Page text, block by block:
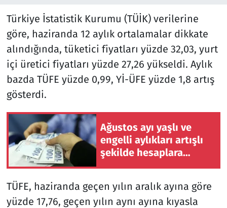
Türkiye İstatistik Kurumu (TÜİK) verilerine
göre, haziranda 12 aylık ortalamalar dikkate
alındığında, tüketici fiyatları yüzde 32,03, yurt
içi üretici fiyatları yüzde 27,26 yükseldi. Aylık
bazda TÜFE yüzde 0,99, Yİ-ÜFE yüzde 1,8 artış
gösterdi.
Ağustos ayı yaşlı ve
engelli aylıkları artışlı
şekilde hesaplara
TÜFE, haziranda geçen yılın aralık ayına göre
yüzde 17,76, geçen yılın aynı ayına kıyasla
Savunma Sanayi
Seçim 2023
Spor
Televizyon